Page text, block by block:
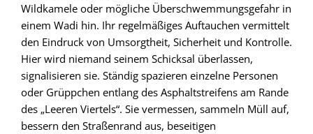
Wildkamele oder mögliche Überschwemmungsgefahr in
einem Wadi hin. Ihr regelmäßiges Auftauchen vermittelt
den Eindruck von Umsorgtheit, Sicherheit und Kontrolle.
Hier wird niemand seinem Schicksal überlassen,
signalisieren sie. Ständig spazieren einzelne Personen
oder Grüppchen entlang des Asphaltstreifens am Rande
des „Leeren Viertels“. Sie vermessen, sammeln Müll auf,
bessern den Straßenrand aus, beseitigen